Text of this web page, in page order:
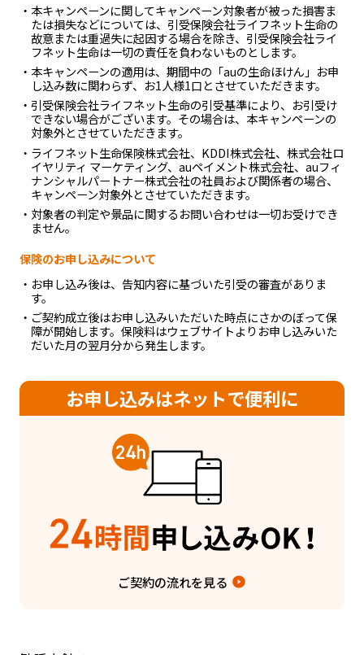
・本キャンペーンに関してキャンペーン対象者が被った損害ま
たは損失などについては、引受保険会社ライフネット生命の
故意または重過失に起因する場合を除き、引受保険会社ライ
フネット生命は一切の責任を負わないものとします。
・本キャンペーンの適用は、期間中の「auの生命ほけん」お申
し込み数に関わらず、お1人様1口とさせていただきます。
・引受保険会社ライフネット生命の引受基準により、お引受け
できない場合がございます。その場合は、本キャンペーンの
対象外とさせていただきます。
・ライフネット生命保険株式会社、KDDI株式会社、株式会社ロ
イヤリティ マーケティング、auペイメント株式会社、auフィ
ナンシャルパートナー株式会社の社員および関係者の場合、
キャンペーン対象外とさせていただきます。
・対象者の判定や景品に関するお問い合わせは一切お受けでき
ません。
保険のお申し込みについて
・お申し込み後は、告知内容に基づいた引受の審査がありま
す。
・ご契約成立後はお申し込みいただいた時点にさかのぼって保
障が開始します。保険料はウェブサイトよりお申し込みいた
だいた月の翌月分から発生します。
お申し込みはネットで便利に
ご契約の流れを見る